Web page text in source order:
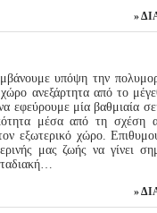
υπόψη την
χώρο ανεξάρτητα από το
εφεύρουμε μία βαθμιαία
μέσα από τη σχέση
εξωτερικό χώρο.
μας ζωής να γίνει